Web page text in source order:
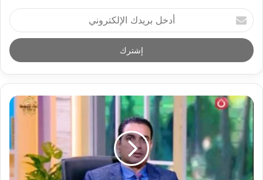
أ
د
خ
ل
ر
د
ا
إ
ك